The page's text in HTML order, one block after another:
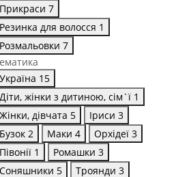
Прикраси 7
Резинка для волосся 1
Розмальовки 7
Україна 15
Діти, жінки з дитиною, сім`ї 1
Жінки, дівчата 5 Іриси 3
Бузок 2 Маки 4 Орхідеї 3
Півонії 1 Ромашки 3
Соняшники 5 Троянди 3